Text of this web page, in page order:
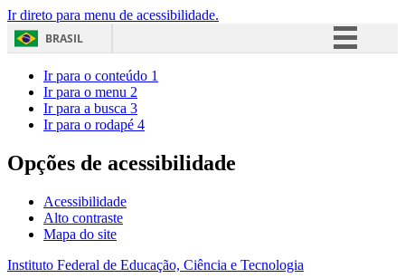
Ir direto para menu de acessibilidade.
BRASIL
Acesso à informação
Ir para o conteúdo 1
Ir para o menu 2
Ir para a busca 3
Ir para o rodapé 4
Opções de acessibilidade
Acessibilidade
Alto contraste
Mapa do site
Instituto Federal de Educação, Ciência e Tecnologia